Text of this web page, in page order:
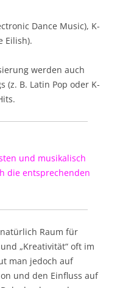
Dance Music), K-
Eilish).
werden auch
(z. B. Latin Pop oder K-
und musikalisch
die entsprechenden
Raum für
„Kreativität“ oft im
man jedoch auf
und den Einfluss auf